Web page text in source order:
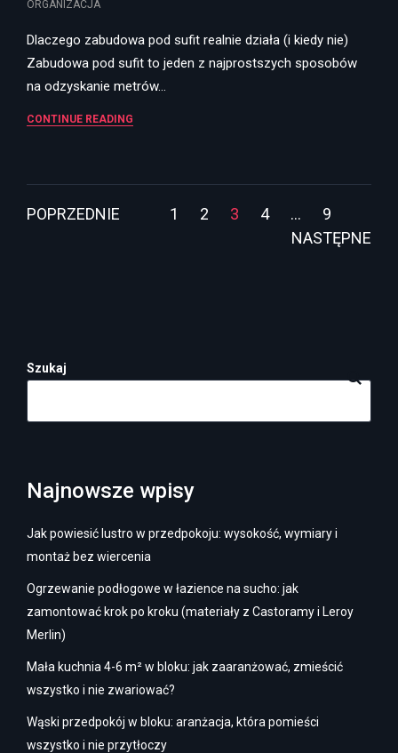
ORGANIZACJA
Dlaczego zabudowa pod sufit realnie działa (i kiedy nie)
Zabudowa pod sufit to jeden z najprostszych sposobów
na odzyskanie metrów…
CONTINUE READING
Stronicowanie
POPRZEDNIE 1 2 3 4 …
9
NASTĘPNE
Szukaj
Najnowsze wpisy
Jak powiesić lustro w przedpokoju: wysokość, wymiary i
montaż bez wiercenia
Ogrzewanie podłogowe w łazience na sucho: jak
zamontować krok po kroku (materiały z Castoramy i Leroy
Merlin)
Mała kuchnia 4-6 m² w bloku: jak zaaranżować, zmieścić
wszystko i nie zwariować?
Wąski przedpokój w bloku: aranżacja, która pomieści
wszystko i nie przytłoczy